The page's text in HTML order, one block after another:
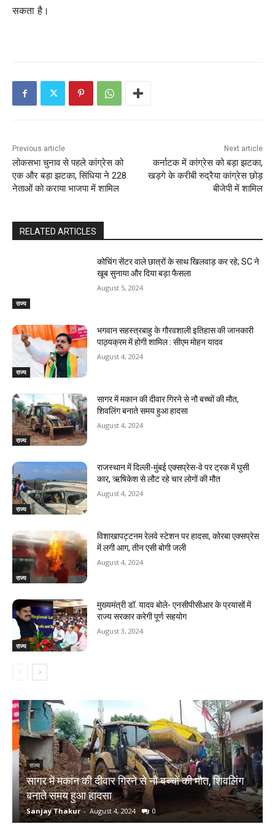
सकता है।
Previous article
लोकसभा चुनाव से पहले कांग्रेस को
एक और बड़ा झटका, सिंधिया ने 228
नेताओं को कराया भाजपा में शामिल
Next article
कर्नाटक में कांग्रेस को बड़ा झटका,
खड़गे के करीबी रुद्रैया कांग्रेस छोड़
बीजेपी में शामिल
RELATED ARTICLES
राज्य
कोचिंग सेंटर वाले छात्रों के साथ खिलवाड़ कर रहे; SC ने
खूब सुनाया और दिया बड़ा फैसला
August 5, 2024
राज्य
भगवान सहस्त्रबाहु के गौरवशाली इतिहास की जानकारी
पाठ्यक्रम में होगी शामिल : सीएम मोहन यादव
August 4, 2024
राज्य
सागर में मकान की दीवार गिरने से नौ बच्चों की मौत,
शिवलिंग बनाते समय हुआ हादसा
August 4, 2024
राज्य
राजस्‍थान में दिल्ली-मुंबई एक्सप्रेस-वे पर ट्रक में घुसी
कार, ऋषिकेश से लौट रहे चार लोगों की मौत
August 4, 2024
राज्य
विशाखापट्टनम रेलवे स्टेशन पर हादसा, कोरबा एक्सप्रेस
में लगी आग, तीन एसी बोगी जली
August 4, 2024
राज्य
मुख्यमंत्री डॉ. यादव बोले- एनसीपीसीआर के प्रयासों में
राज्य सरकार करेगी पूर्ण सहयोग
August 3, 2024
राज्य
सागर में मकान की दीवार गिरने से नौ बच्चों की मौत, शिवलिंग
बनाते समय हुआ हादसा
Sanjay Thakur - August 4, 2024 0